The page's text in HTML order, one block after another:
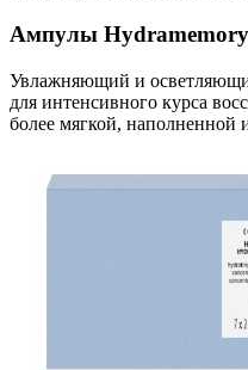
Ампулы
Увлажняющий и
для интенсивного курса
более мягкой, наполненной